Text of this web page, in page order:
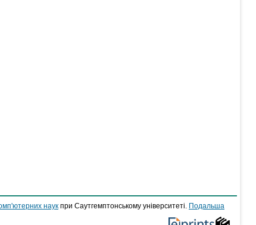
наук при Саутгемптонському університеті.
Подальша